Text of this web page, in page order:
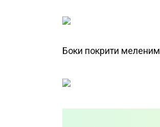
Боки покрити